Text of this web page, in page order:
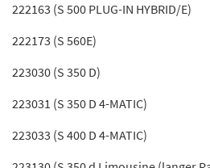
222163 (S 500 PLUG-IN HYBRID/E)
222173 (S 560E)
223030 (S 350 D)
223031 (S 350 D 4-MATIC)
223033 (S 400 D 4-MATIC)